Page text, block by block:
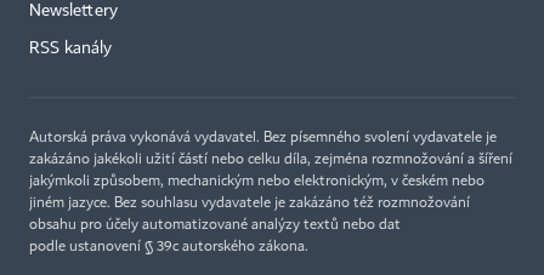
Newslettery
RSS kanály
Autorská práva vykonává vydavatel. Bez písemného svolení vydavatele je
zakázáno jakékoli užití částí nebo celku díla, zejména rozmnožování a šíření
jakýmkoli způsobem, mechanickým nebo elektronickým, v českém nebo
jiném jazyce. Bez souhlasu vydavatele je zakázáno též rozmnožování
obsahu pro účely automatizované analýzy textů nebo dat
podle ustanovení § 39c autorského zákona.